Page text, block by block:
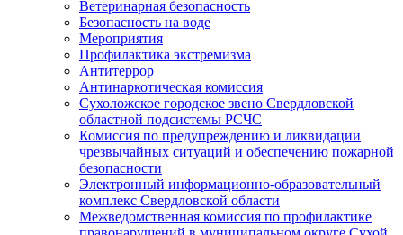
Ветеринарная безопасность
Безопасность на воде
Мероприятия
Профилактика экстремизма
Антитеррор
Антинаркотическая комиссия
Сухоложское городское звено Свердловской
областной подсистемы РСЧС
Комиссия по предупреждению и ликвидации
чрезвычайных ситуаций и обеспечению пожарной
безопасности
Электронный информационно-образовательный
комплекс Cвердловской области
Межведомственная комиссия по профилактике